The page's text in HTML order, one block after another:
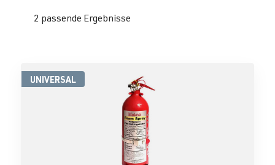
2 passende Ergebnisse
UNIVERSAL